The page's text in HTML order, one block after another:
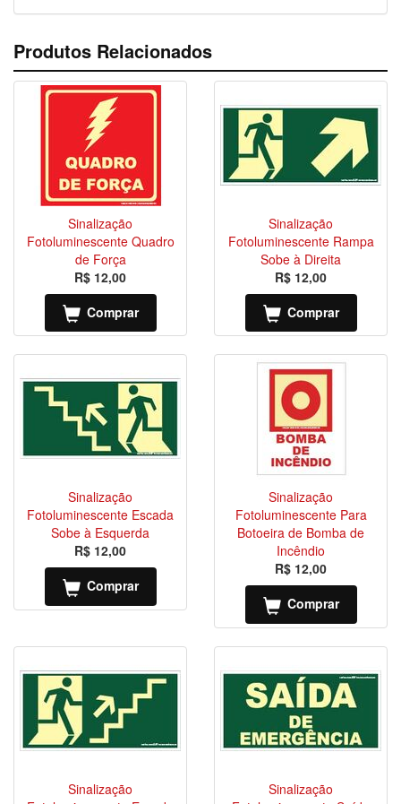
Produtos Relacionados
Sinalização
Fotoluminescente Quadro
de Força
R$ 12,00
Comprar
Sinalização
Fotoluminescente Rampa
Sobe à Direita
R$ 12,00
Comprar
Sinalização
Fotoluminescente Escada
Sobe à Esquerda
R$ 12,00
Comprar
Sinalização
Fotoluminescente Para
Botoeira de Bomba de
Incêndio
R$ 12,00
Comprar
Sinalização
Sinalização